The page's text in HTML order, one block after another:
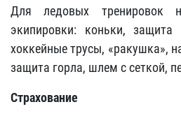
Для ледовых тренировок
экипировки: коньки,
хоккейные трусы, «ракушка»,
защита горла, шлем с сеткой,
Страхование